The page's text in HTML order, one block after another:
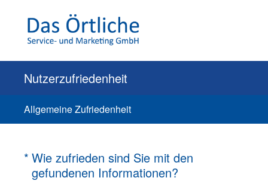
Nutzerzufriedenheit
Allgemeine Zufriedenheit
* Wie zufrieden sind Sie mit den
gefundenen Informationen?
(Erforderlich.)